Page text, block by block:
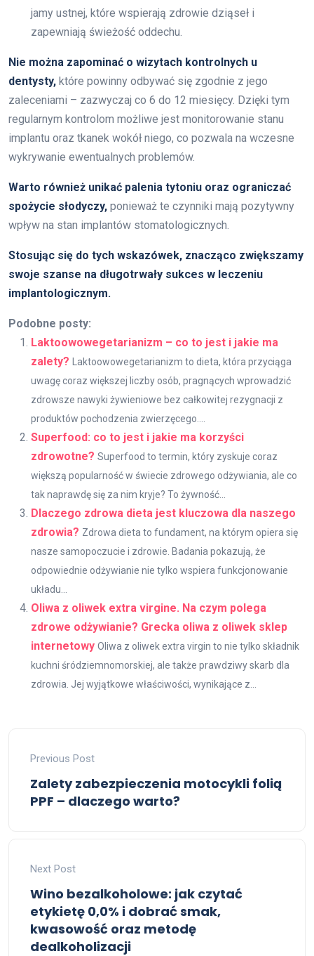
jamy ustnej, które wspierają zdrowie dziąseł i
zapewniają świeżość oddechu.
Nie można zapominać o wizytach kontrolnych u
dentysty, które powinny odbywać się zgodnie z jego
zaleceniami – zazwyczaj co 6 do 12 miesięcy. Dzięki tym
regularnym kontrolom możliwe jest monitorowanie stanu
implantu oraz tkanek wokół niego, co pozwala na wczesne
wykrywanie ewentualnych problemów.
Warto również unikać palenia tytoniu oraz ograniczać
spożycie słodyczy, ponieważ te czynniki mają pozytywny
wpływ na stan implantów stomatologicznych.
Stosując się do tych wskazówek, znacząco zwiększamy
swoje szanse na długotrwały sukces w leczeniu
implantologicznym.
Podobne posty:
Laktoowowegetarianizm – co to jest i jakie ma
zalety?
Laktoowowegetarianizm to dieta, która przyciąga
uwagę coraz większej liczby osób, pragnących wprowadzić
zdrowsze nawyki żywieniowe bez całkowitej rezygnacji z
produktów pochodzenia zwierzęcego....
Superfood: co to jest i jakie ma korzyści
zdrowotne? Superfood to termin, który zyskuje coraz
większą popularność w świecie zdrowego odżywiania, ale co
tak naprawdę się za nim kryje? To żywność...
Dlaczego zdrowa dieta jest kluczowa dla naszego
zdrowia? Zdrowa dieta to fundament, na którym opiera się
nasze samopoczucie i zdrowie. Badania pokazują, że
odpowiednie odżywianie nie tylko wspiera funkcjonowanie
układu...
Oliwa z oliwek extra virgine. Na czym polega
zdrowe odżywianie? Grecka oliwa z oliwek sklep
internetowy Oliwa z oliwek extra virgin to nie tylko składnik
kuchni śródziemnomorskiej, ale także prawdziwy skarb dla
zdrowia. Jej wyjątkowe właściwości, wynikające z...
Previous Post
Zalety zabezpieczenia motocykli folią
PPF – dlaczego warto?
Next Post
Wino bezalkoholowe: jak czytać
etykietę 0,0% i dobrać smak,
kwasowość oraz metodę
dealkoholizacji